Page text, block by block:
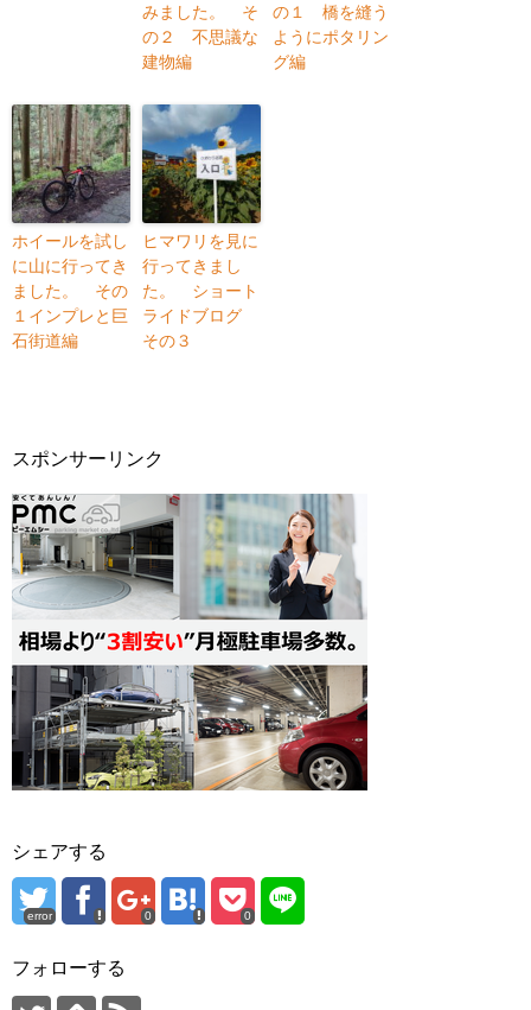
みました。 そ
の２ 不思議な
建物編
の１ 橋を縫う
ようにポタリン
グ編
ホイールを試し
に山に行ってき
ました。 その
１インプレと巨
石街道編
ヒマワリを見に
行ってきまし
た。 ショート
ライドブログ
その３
スポンサーリンク
シェアする
error 0 0
フォローする